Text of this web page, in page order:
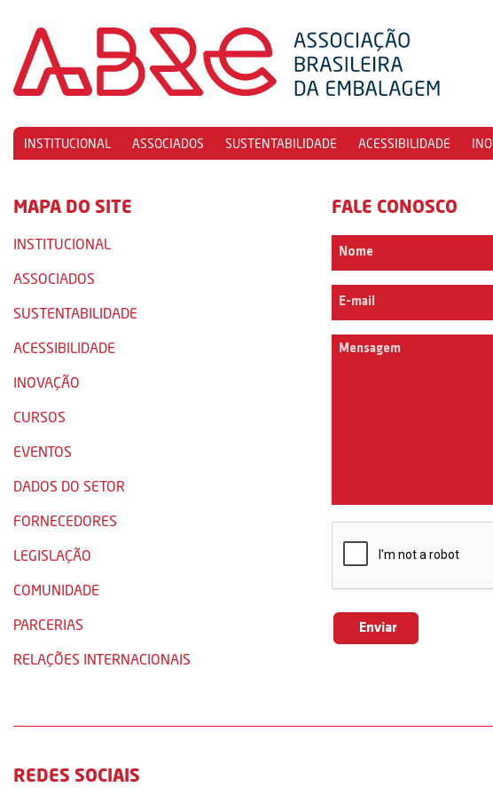
INSTITUCIONAL ASSOCIADOS SUSTENTABILIDADE ACESSIBILIDADE
MAPA DO SITE
INSTITUCIONAL
ASSOCIADOS
SUSTENTABILIDADE
ACESSIBILIDADE
INOVAÇÃO
CURSOS
EVENTOS
DADOS DO SETOR
FORNECEDORES
LEGISLAÇÃO
COMUNIDADE
PARCERIAS
RELAÇÕES INTERNACIONAIS
FALE CONOSCO
REDES SOCIAIS